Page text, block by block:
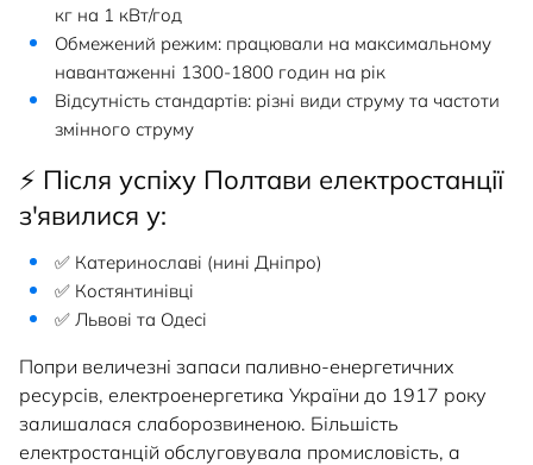
кг на 1 кВт/год
Обмежений режим: працювали на максимальному
навантаженні 1300-1800 годин на рік
Відсутність стандартів: різні види струму та частоти
змінного струму
⚡ Після успіху Полтави електростанції
з'явилися у:
✅ Катеринославі (нині Дніпро)
✅ Костянтинівці
✅ Львові та Одесі
Попри величезні запаси паливно-енергетичних
ресурсів, електроенергетика України до 1917 року
залишалася слаборозвиненою. Більшість
електростанцій обслуговувала промисловість, а